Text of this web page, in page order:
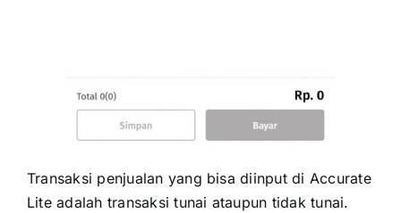
Transaksi penjualan yang bisa diinput di Accurate
Lite adalah transaksi tunai ataupun tidak tunai.